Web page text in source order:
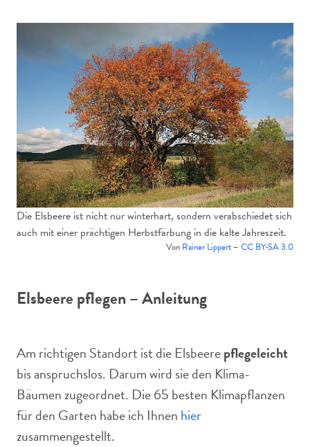
Die Elsbeere ist nicht nur winterhart, sondern verabschiedet sich
auch mit einer prächtigen Herbstfärbung in die kalte Jahreszeit.
Von Rainer Lippert – CC BY-SA 3.0
Elsbeere pflegen – Anleitung
Am richtigen Standort ist die Elsbeerepflegeleicht
bis anspruchslos. Darum wird sie den Klima-
Bäumen zugeordnet. Die 65 besten Klimapflanzen
für den Garten habe ich Ihnen hier
zusammengestellt.